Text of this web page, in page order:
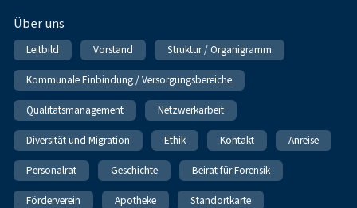
Über uns
Leitbild Vorstand Struktur / Organigramm
Kommunale Einbindung / Versorgungsbereiche
Qualitätsmanagement Netzwerkarbeit
Diversität und Migration Ethik Kontakt Anreise
Personalrat Geschichte Beirat für Forensik
Förderverein Apotheke Standortkarte